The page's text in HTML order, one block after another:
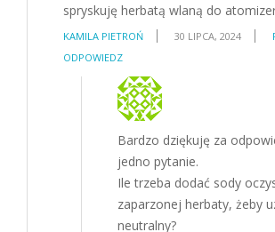
spryskuję herbatą wlaną do
KAMILA PIETROŃ 30 LIPCA, 2024
ODPOWIEDZ
Bardzo dziękuję za
jedno pytanie.
Ile trzeba dodać sody
zaparzonej herbaty, żeby
neutralny?